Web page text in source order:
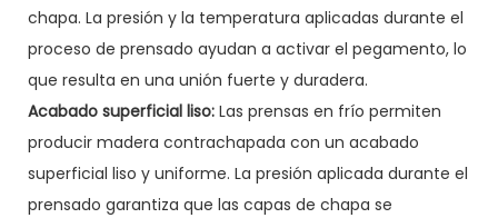
chapa. La presión y la temperatura aplicadas durante el
proceso de prensado ayudan a activar el pegamento, lo
que resulta en una unión fuerte y duradera.
Acabado superficial liso: Las prensas en frío permiten
producir madera contrachapada con un acabado
superficial liso y uniforme. La presión aplicada durante el
prensado garantiza que las capas de chapa se